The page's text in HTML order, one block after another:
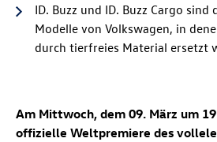
ID. Buzz und ID. Buzz Cargo sind
Modelle von Volkswagen, in
durch tierfreies Material ersetzt
Am Mittwoch, dem 09. März um
offizielle Weltpremiere des